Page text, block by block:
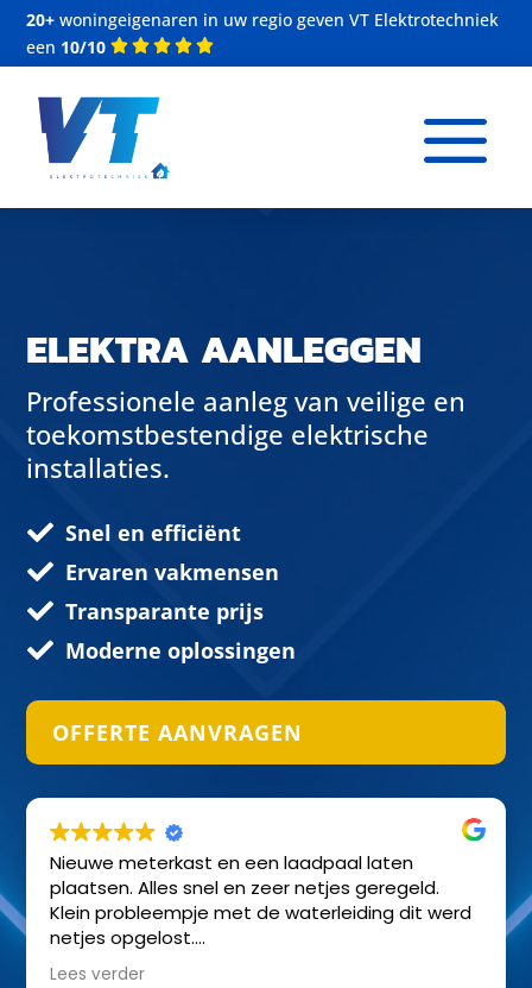
20+ woningeigenaren in uw regio geven VT Elektrotechniek
een 10/10
a
ELEKTRA AANLEGGEN
Professionele aanleg van veilige en
toekomstbestendige elektrische
installaties.
 Snel en efficiënt
 Ervaren vakmensen
 Transparante prijs
 Moderne oplossingen
OFFERTE AANVRAGEN
Nieuwe meterkast en een laadpaal laten
plaatsen. Alles snel en zeer netjes geregeld.
Klein probleempje met de waterleiding dit werd
netjes opgelost.
Zeker een aanrader!
Lees verder